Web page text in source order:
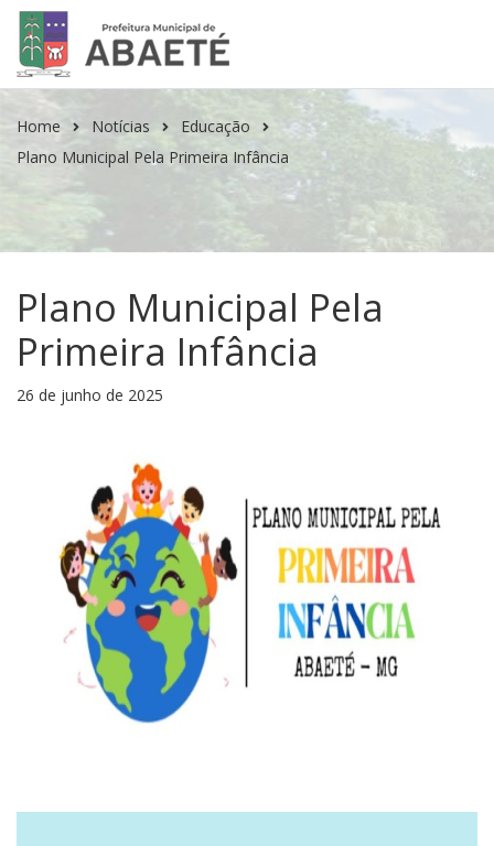
Home Notícias
Educação
Plano Municipal Pela Primeira Infância
Plano Municipal Pela
Primeira Infância
26 de junho de 2025